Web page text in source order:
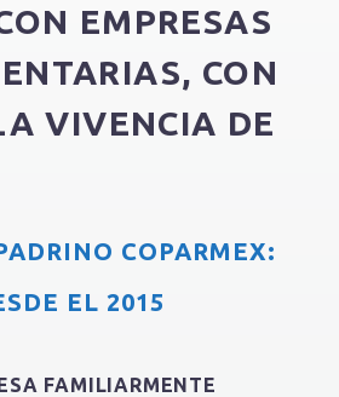
EMPRESAS
CON
VIVENCIA DE
COPARMEX:
EL 2015
FAMILIARMENTE